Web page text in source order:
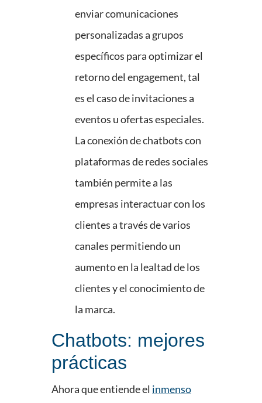
enviar comunicaciones
personalizadas a grupos
específicos para optimizar el
retorno del engagement, tal
es el caso de invitaciones a
eventos u ofertas especiales.
La conexión de chatbots con
plataformas de redes sociales
también permite a las
empresas interactuar con los
clientes a través de varios
canales permitiendo un
aumento en la lealtad de los
clientes y el conocimiento de
la marca.
Chatbots: mejores
prácticas
Ahora que entiende el inmenso